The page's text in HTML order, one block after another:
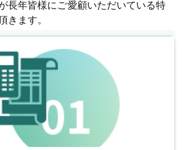
長年皆様にご愛顧いただいている特
きます。